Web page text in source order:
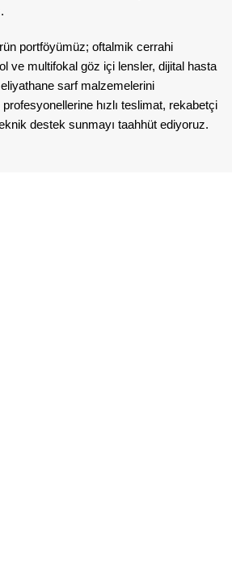
portföyümüz; oftalmik cerrahi
ve multifokal göz içi lensler, dijital hasta
sarf malzemelerini
profesyonellerine hızlı teslimat, rekabetçi
destek sunmayı taahhüt ediyoruz.